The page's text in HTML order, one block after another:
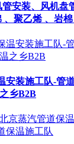
安装、风机盘
、聚乙烯 、岩
安装施工队-管
乡B2B